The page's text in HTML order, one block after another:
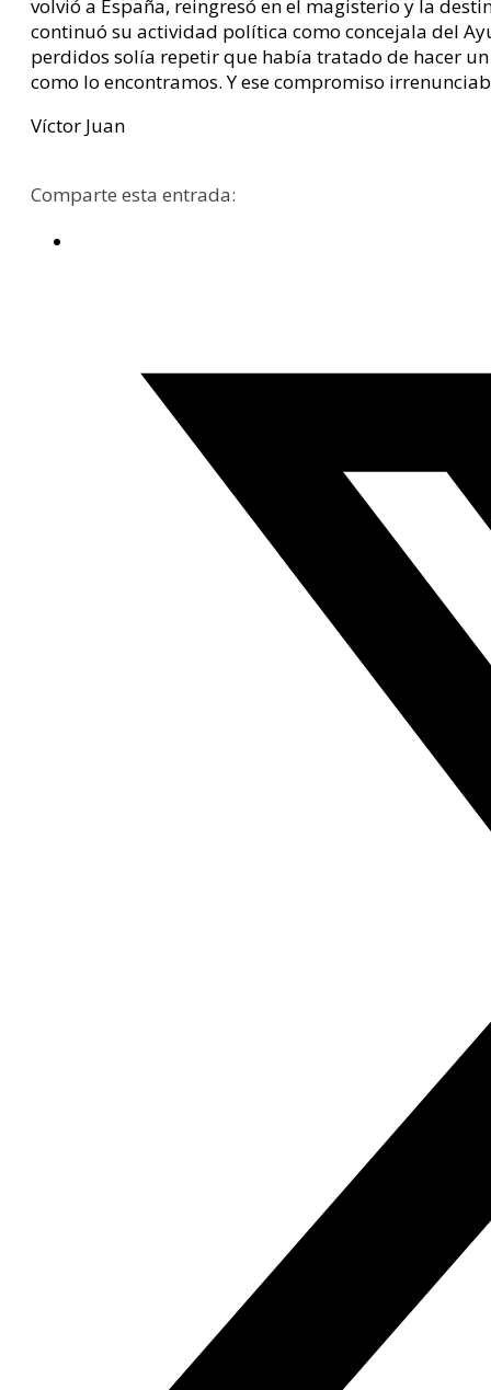
volvió a España, reingresó en el magisterio y la
continuó su actividad política como concejala del
perdidos solía repetir que había tratado de hacer
como lo encontramos. Y ese compromiso
Víctor Juan
Comparte esta entrada: